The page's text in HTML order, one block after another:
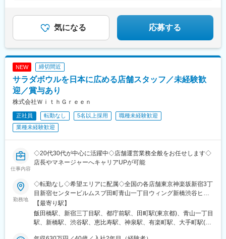
気になる 応募する
NEW 締切間近
サラダボウルを日本に広める店舗スタッフ／未経験歓
迎／賞与あり
株式会社ＷｉｔｈＧｒｅｅｎ
正社員 転勤なし 5名以上採用
職種未経験歓迎
業種未経験歓迎
仕事内容
◇20代30代が中心に活躍中◇店舗運営業務全般をお任せします◇
店長やマネージャーへキャリアUPが可能
勤務地
◇転勤なし◇希望エリアに配属◇全国の各店舗東京神楽坂新宿3丁
目新宿センタービルムスブ田町青山一丁目ウィング新橋渋谷ヒカ
リエShinQs東横のれん街恵比寿渋谷道玄坂通有楽町イトシア大手
町日本橋高島屋S.C.銀座ノボ丸の内オアゾ東京ミッドタウン八重
洲自由が丘北千住マルイ東京ドームシティ ラクーア羽田空港第1
【最寄り駅】
飯田橋駅、新宿三丁目駅、都庁前駅、田町駅(東京都)、青山一丁目
駅、新橋駅、渋谷駅、恵比寿駅、神泉駅、有楽町駅、大手町駅(東